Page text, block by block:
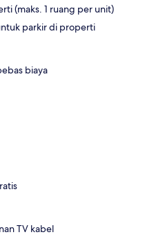
(maks. 1 ruang per unit)
parkir di properti
biaya
TV kabel